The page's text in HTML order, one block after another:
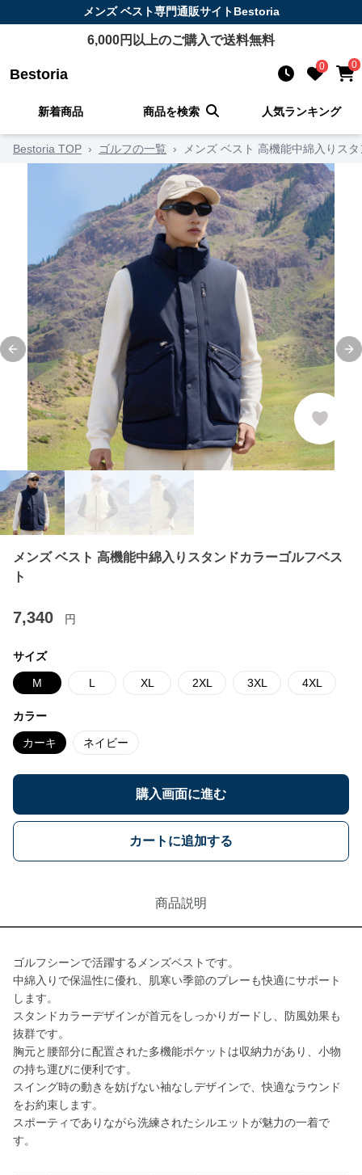
メンズ ベスト専門通販サイトBestoria
6,000円以上のご購入で送料無料
Bestoria 0 0
新着商品 商品を検索 人気ランキング
Bestoria TOP › ゴルフの一覧 › メンズ ベスト 高機能中綿入りス
Previous slide
メンズ ベスト 高機能中綿入りスタンドカラーゴルフベス
ト
7,340 円
サイズ
M L XL 2XL 3XL 4XL
カラー
カーキ ネイビー
購入画面に進む
カートに追加する
商品説明
ゴルフシーンで活躍するメンズベストです。
中綿入りで保温性に優れ、肌寒い季節のプレーも快適にサポート
します。
スタンドカラーデザインが首元をしっかりガードし、防風効果も
抜群です。
胸元と腰部分に配置された多機能ポケットは収納力があり、小物
の持ち運びに便利です。
スイング時の動きを妨げない袖なしデザインで、快適なラウンド
をお約束します。
スポーティでありながら洗練されたシルエットが魅力の一着で
す。